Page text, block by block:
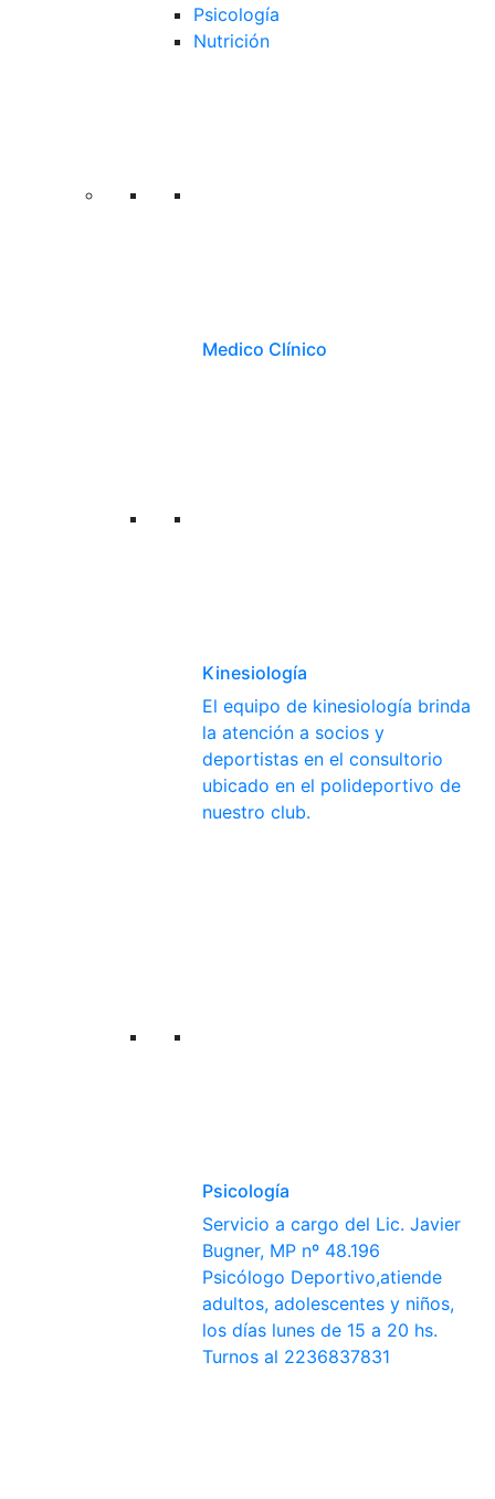
Psicología
Nutrición
Medico Clínico
Kinesiología
El equipo de kinesiología brinda
la atención a socios y
deportistas en el consultorio
ubicado en el polideportivo de
nuestro club.
Psicología
Servicio a cargo del Lic. Javier
Bugner, MP nº 48.196
Psicólogo Deportivo,atiende
adultos, adolescentes y niños,
los días lunes de 15 a 20 hs.
Turnos al 2236837831